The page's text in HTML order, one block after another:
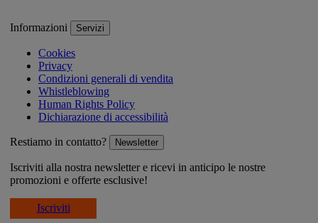
Informazioni Servizi
Cookies
Privacy
Condizioni generali di vendita
Whistleblowing
Human Rights Policy
Dichiarazione di accessibilità
Restiamo in contatto? Newsletter
Iscriviti alla nostra newsletter e ricevi in anticipo le nostre
promozioni e offerte esclusive!
Iscriviti